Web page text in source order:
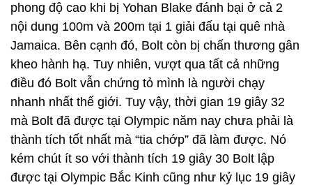
phong độ cao khi bị Yohan Blake đánh bại ở cả 2
nội dung 100m và 200m tại 1 giải đấu tại quê nhà
Jamaica. Bên cạnh đó, Bolt còn bị chấn thương gân
kheo hành hạ. Tuy nhiên, vượt qua tất cả những
điều đó Bolt vẫn chứng tỏ mình là người chạy
nhanh nhất thế giới. Tuy vậy, thời gian 19 giây 32
mà Bolt đã được tại Olympic năm nay chưa phải là
thành tích tốt nhất mà “tia chớp” đã làm được. Nó
kém chút ít so với thành tích 19 giây 30 Bolt lập
được tại Olympic Bắc Kinh cũng như kỷ lục 19 giây